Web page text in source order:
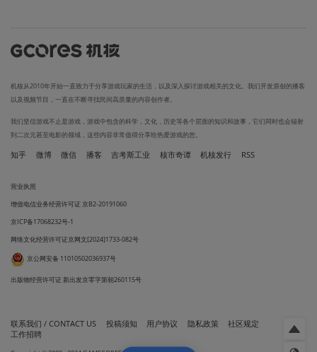
机核从2010年开始一直致力于分享游戏玩家的生活，以及深入探讨游戏相关的文化。我们开发原创的播客
以及视频节目，一直在不断寻找民间高质量的内容创作者。
我们坚信游戏不止是游戏，游戏中包含的科学，文化，历史等各个层面的知识和故事，它们同时也会辐射
到二次元甚至电影的领域，这些内容非常值得分享给热爱游戏的您。
知乎 微博 微信 播客 吉考斯工业 核市奇谭 机核发行 RSS
营业执照
增值电信业务经营许可证 京B2-20191060
京ICP备17068232号-1
网络文化经营许可证京网文[2024]1733-082号
京公网安备 11010502036937号
出版物经营许可证 新出发京零字第朝260115号
联系我们 / CONTACT US 投稿须知 用户协议 隐私政策
社区规定
工作招聘